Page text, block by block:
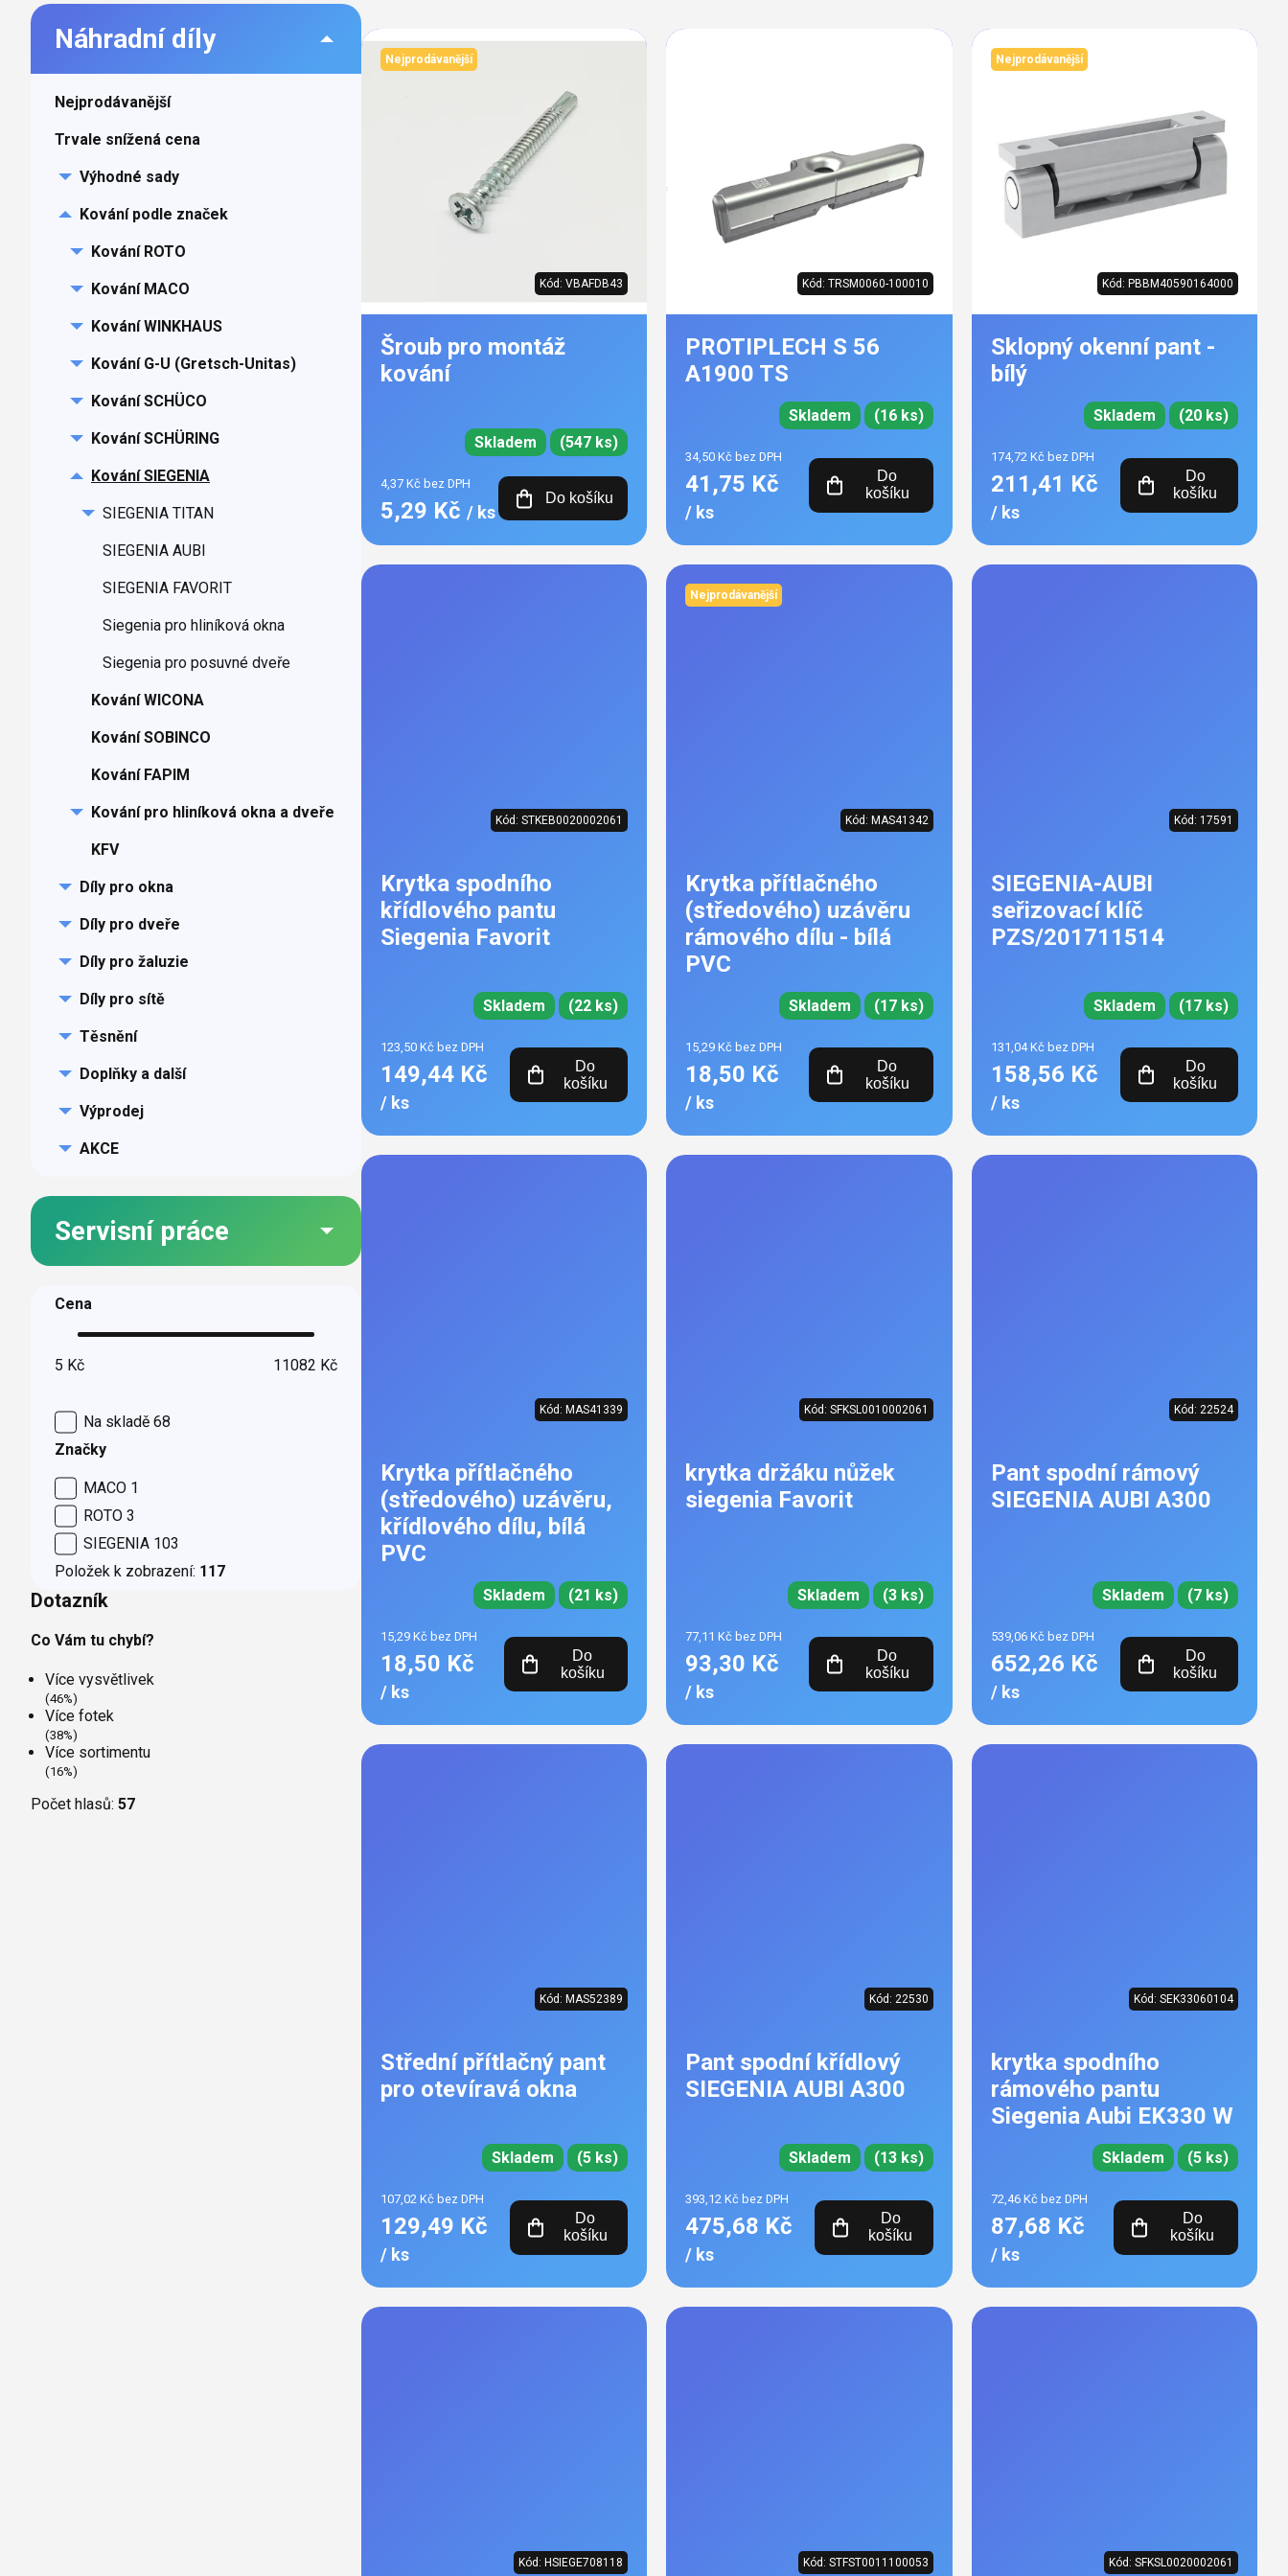
panel
Náhradní díly
Nejprodávanější
Trvale snížená cena
Výhodné sady
Kování podle značek
Kování ROTO
Kování MACO
Kování WINKHAUS
Kování G-U (Gretsch-Unitas)
Kování SCHÜCO
Kování SCHÜRING
Kování SIEGENIA
SIEGENIA TITAN
SIEGENIA AUBI
SIEGENIA FAVORIT
Siegenia pro hliníková okna
Siegenia pro posuvné dveře
Kování WICONA
Kování SOBINCO
Kování FAPIM
Kování pro hliníková okna a dveře
KFV
Díly pro okna
Díly pro dveře
Díly pro žaluzie
Díly pro sítě
Těsnění
Doplňky a další
Výprodej
AKCE
Servisní práce
Cena
5 Kč 11082 Kč
Na skladě 68
Značky
MACO 1
ROTO 3
SIEGENIA 103
Položek k zobrazení: 117
Dotazník
Co Vám tu chybí?
Více vysvětlivek
(46%)
Více fotek
(38%)
Více sortimentu
(16%)
Počet hlasů: 57
Výpis
produktů
Nejprodávanější
Kód:VBAFDB43
Šroub pro montáž
kování
Skladem (547 ks)
4,37 Kč bez DPH
5,29 Kč / ks
Do košíku
Kód: TRSM0060-100010
PROTIPLECH S 56
A1900 TS
Skladem (16 ks)
34,50 Kč bez DPH
41,75 Kč
/ ks
Do
košíku
Nejprodávanější
Kód: PBBM40590164000
Sklopný okenní pant -
bílý
Skladem (20 ks)
174,72 Kč bez DPH
211,41 Kč
/ ks
Do
košíku
Kód:STKEB0020002061
Krytka spodního
křídlového pantu
Siegenia Favorit
Skladem (22 ks)
123,50 Kč bez DPH
149,44 Kč
/ ks
Do
košíku
Nejprodávanější
Kód: MAS41342
Krytka přítlačného
(středového) uzávěru
rámového dílu - bílá
PVC
Skladem (17 ks)
15,29 Kč bez DPH
18,50 Kč
/ ks
Do
košíku
Kód: 17591
SIEGENIA-AUBI
seřizovací klíč
PZS/201711514
Skladem (17 ks)
131,04 Kč bez DPH
158,56 Kč
/ ks
Do
košíku
Kód: MAS41339
Krytka přítlačného
(středového) uzávěru,
křídlového dílu, bílá
PVC
Skladem (21 ks)
15,29 Kč bez DPH
18,50 Kč
/ ks
Do
košíku
Kód: SFKSL0010002061
krytka držáku nůžek
siegenia Favorit
Skladem (3 ks)
77,11 Kč bez DPH
93,30 Kč
/ ks
Do
košíku
Kód: 22524
Pant spodní rámový
SIEGENIA AUBI A300
Skladem (7 ks)
539,06 Kč bez DPH
652,26 Kč
/ ks
Do
košíku
Kód: MAS52389
Střední přítlačný pant
pro otevíravá okna
Skladem (5 ks)
107,02 Kč bez DPH
129,49 Kč
/ ks
Do
košíku
Kód: 22530
Pant spodní křídlový
SIEGENIA AUBI A300
Skladem (13 ks)
393,12 Kč bez DPH
475,68 Kč
/ ks
Do
košíku
Kód: SEK33060104
krytka spodního
rámového pantu
Siegenia Aubi EK330 W
Skladem (5 ks)
72,46 Kč bez DPH
87,68 Kč
/ ks
Do
košíku
Kód:HSIEGE708118 Kód: STFST0011100053 Kód: SFKSL0020002061